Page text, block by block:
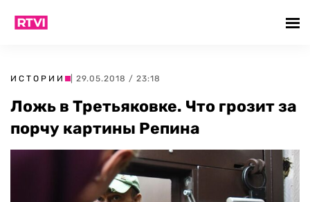
ИСТОРИИ | 29.05.2018 / 23:18
Ложь в Третьяковке. Что грозит за
порчу картины Репина